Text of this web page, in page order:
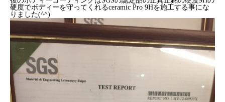
硬度でボディーを守ってくれるceramic Pro 9Hを施工する事にな
りました(^^)